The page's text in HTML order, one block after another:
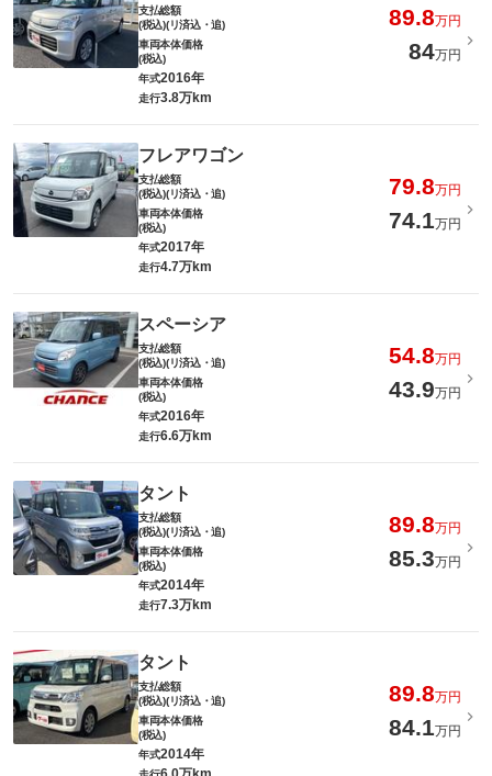
支払総額
(税込)(リ済込・追)
89.8万円
車両本体価格
(税込)
84万円
年式2016年
走行3.8万km
フレアワゴン
支払総額
(税込)(リ済込・追)
79.8万円
車両本体価格
(税込)
74.1万円
年式2017年
走行4.7万km
スペーシア
支払総額
(税込)(リ済込・追)
54.8万円
車両本体価格
(税込)
43.9万円
年式2016年
走行6.6万km
タント
支払総額
(税込)(リ済込・追)
89.8万円
車両本体価格
(税込)
85.3万円
年式2014年
走行7.3万km
タント
支払総額
(税込)(リ済込・追)
89.8万円
車両本体価格
(税込)
84.1万円
年式2014年